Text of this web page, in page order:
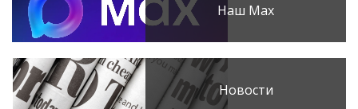
Наш Max
Новости